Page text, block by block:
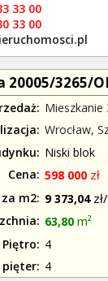
33 00
33 00
20005/3265/
Mieszkanie
Wrocław,
Niski blok
Cena 598 000 zł
za m2 9 373,04
63,80 m²
Piętro
4
pięter 4